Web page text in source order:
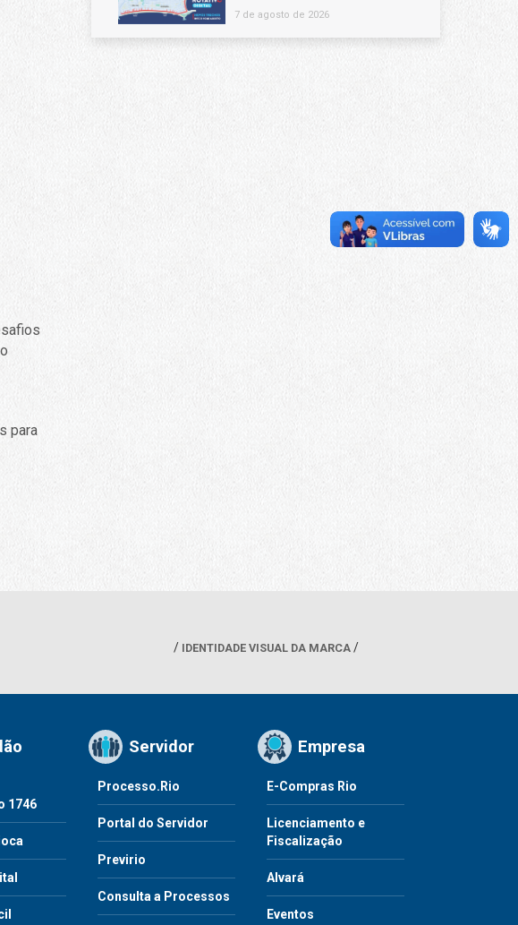
para
7 de agosto de 2026
IDENTIDADE VISUAL DA MARCA
1746
Servidor
Processo.Rio
Portal do Servidor
Previrio
Consulta a Processos
Empresa
E-Compras Rio
Licenciamento e
Fiscalização
Alvará
Eventos